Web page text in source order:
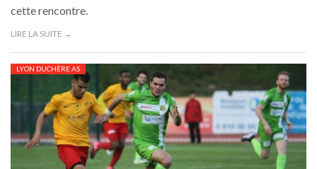
cette rencontre.
LIRE LA SUITE →
LYON DUCHÈRE AS